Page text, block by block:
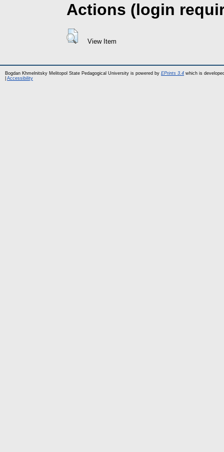
Actions (login
View Item
Bogdan Khmelnitsky Melitopol State Pedagogical University is powered by EPrints 3.4 which is
Accessibility